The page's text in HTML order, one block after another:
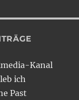
Kanal
ich
Past